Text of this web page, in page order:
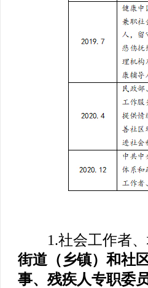
1.社会工作者、
街道（乡镇）和社
事、残疾人专职委